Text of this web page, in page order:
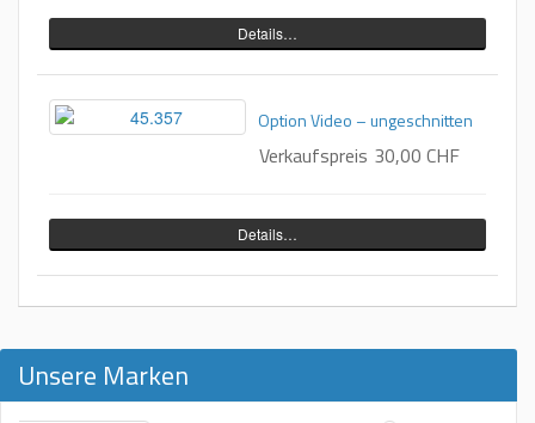
Details…
Option Video – ungeschnitten
Verkaufspreis 30,00 CHF
Details…
Unsere Marken